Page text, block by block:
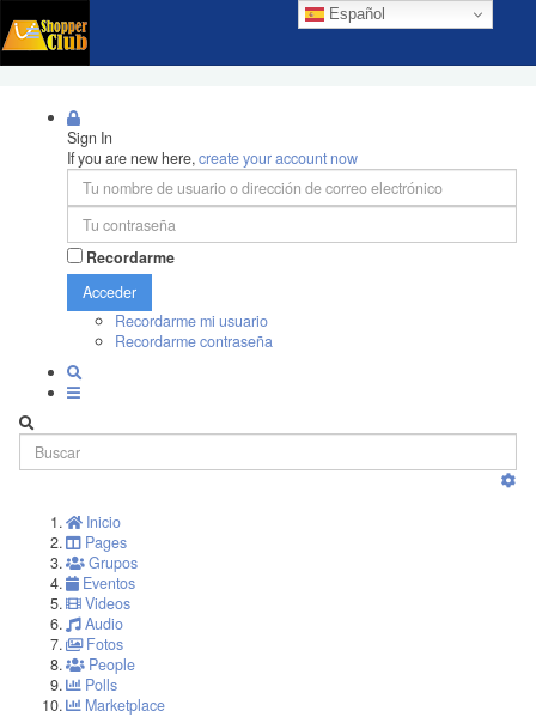
Español
Sign In
If you are new here,create your account now
Recordarme
Acceder
Recordarme mi usuario
Recordarme contraseña
Inicio
Pages
Grupos
Eventos
Videos
Audio
Fotos
People
Polls
Marketplace